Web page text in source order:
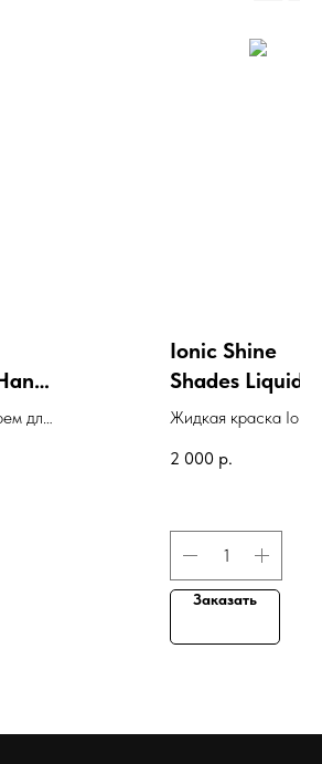
для
Ionic Shine
Shades Liquid
Color, 8N
блондин, 89 мл
Жидкая краска Ionic
Color, 8N Средний-
2 000 р.
Заказать